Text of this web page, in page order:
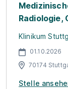
Radiologie,
Klinikum
01.10.2026
70174
Stelle